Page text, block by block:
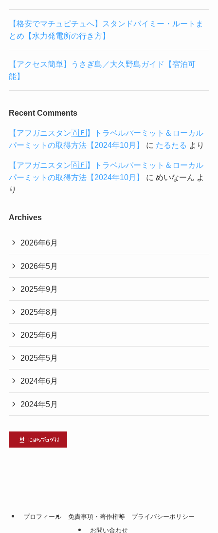
【格安でマチュピチュへ】スタンドバイミー・ルートま
とめ【水力発電所の行き方】
【アクセス簡単】うさぎ島／大久野島ガイド【宿泊可
能】
Recent Comments
【アフガニスタン🇦🇫】トラベルパーミット＆ローカル
パーミットの取得方法【2024年10月】
に たるたる より
【アフガニスタン🇦🇫】トラベルパーミット＆ローカル
パーミットの取得方法【2024年10月】
に めいなーん よ
り
Archives
2026年6月
2026年5月
2025年9月
2025年8月
2025年6月
2025年5月
2024年6月
2024年5月
プロフィール 免責事項・著作権等
プライバシーポリシー
お問い合わせ